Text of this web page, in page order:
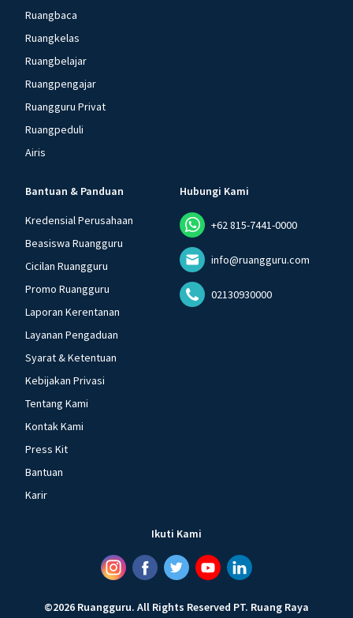
Ruangbaca
Ruangkelas
Ruangbelajar
Ruangpengajar
Ruangguru Privat
Ruangpeduli
Airis
Bantuan & Panduan
Kredensial Perusahaan
Beasiswa Ruangguru
Cicilan Ruangguru
Promo Ruangguru
Laporan Kerentanan
Layanan Pengaduan
Syarat & Ketentuan
Kebijakan Privasi
Tentang Kami
Kontak Kami
Press Kit
Bantuan
Karir
Hubungi Kami
+62 815-7441-0000
info@ruangguru.com
02130930000
Ikuti Kami
©2026 Ruangguru. All Rights Reserved PT. Ruang Raya